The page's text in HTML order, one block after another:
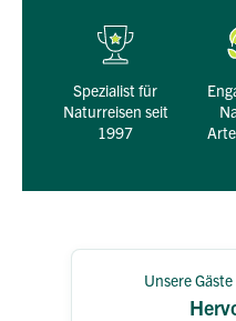
Spezialist für
Naturreisen seit
1997
engagiert im
Unsere